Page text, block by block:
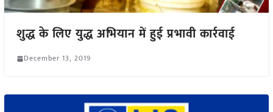
शुद्ध के लिए युद्ध अभियान में हुई प्रभावी कार्रवाई
December 13, 2019